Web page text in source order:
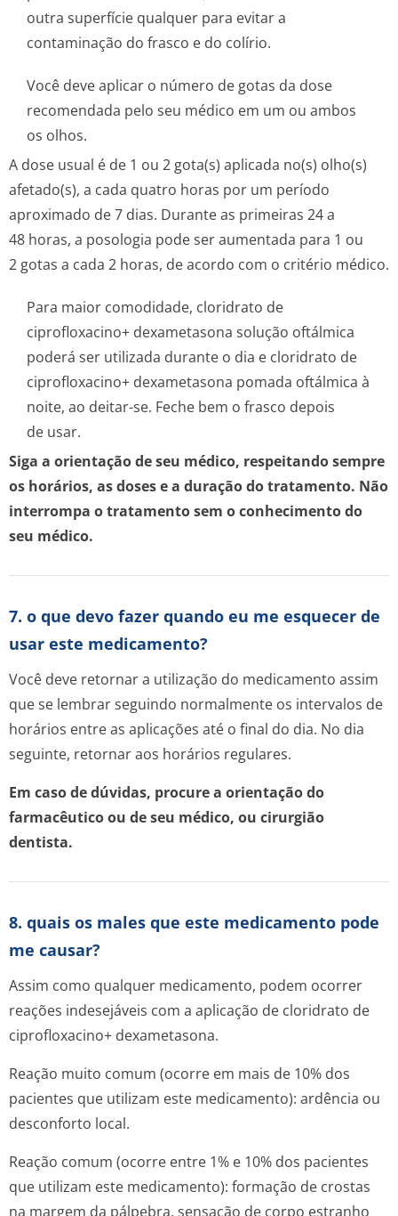
outra superfície qualquer para evitar a
contaminação do frasco e do colírio.
Você deve aplicar o número de gotas da dose
recomendada pelo seu médico em um ou ambos
os olhos.
A dose usual é de 1 ou 2 gota(s) aplicada no(s) olho(s)
afetado(s), a cada quatro horas por um período
aproximado de 7 dias. Durante as primeiras 24 a
48 horas, a posologia pode ser aumentada para 1 ou
2 gotas a cada 2 horas, de acordo com o critério médico.
Para maior comodidade, cloridrato de
ciprofloxacino+ dexametasona solução oftálmica
poderá ser utilizada durante o dia e cloridrato de
ciprofloxacino+ dexametasona pomada oftálmica à
noite, ao deitar-se. Feche bem o frasco depois
de usar.
Siga a orientação de seu médico, respeitando sempre
os horários, as doses e a duração do tratamento. Não
interrompa o tratamento sem o conhecimento do
seu médico.
7. o que devo fazer quando eu me esquecer de
usar este medicamento?
Você deve retornar a utilização do medicamento assim
que se lembrar seguindo normalmente os intervalos de
horários entre as aplicações até o final do dia. No dia
seguinte, retornar aos horários regulares.
Em caso de dúvidas, procure a orientação do
farmacêutico ou de seu médico, ou cirurgião
dentista.
8. quais os males que este medicamento pode
me causar?
Assim como qualquer medicamento, podem ocorrer
reações indesejáveis com a aplicação de cloridrato de
ciprofloxacino+ dexametasona.
Reação muito comum (ocorre em mais de 10% dos
pacientes que utilizam este medicamento): ardência ou
desconforto local.
Reação comum (ocorre entre 1% e 10% dos pacientes
que utilizam este medicamento): formação de crostas
na margem da pálpebra, sensação de corpo estranho